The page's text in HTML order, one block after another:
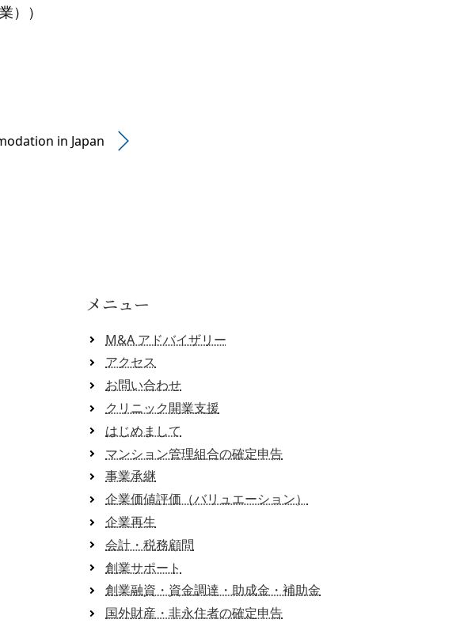
））
in Japan
メニュー
M&A アドバイザリー
アクセス
お問い合わせ
クリニック開業支援
はじめまして
マンション管理組合の確定申告
事業承継
企業価値評価（バリュエーション）
企業再生
会計・税務顧問
創業サポート
創業融資・資金調達・助成金・補助金
国外財産・非永住者の確定申告